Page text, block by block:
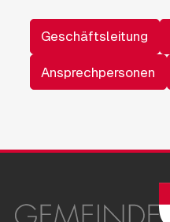
Geschäftsleitung
Ansprechpersonen